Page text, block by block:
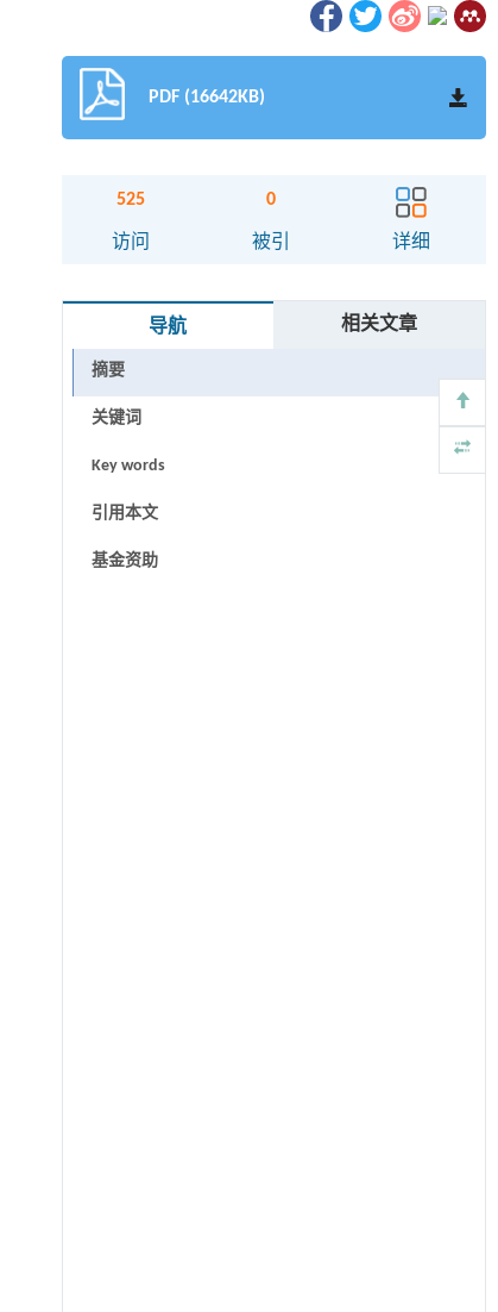
PDF (16642KB)
525
访问
0
被引 详细
导航 相关文章
摘要
关键词
Key words
引用本文
基金资助